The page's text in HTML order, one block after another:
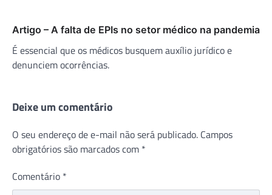
Artigo – A falta de EPIs no setor médico na pandemia
É essencial que os médicos busquem auxílio jurídico e
denunciem ocorrências.
Deixe um comentário
O seu endereço de e-mail não será publicado. Campos
obrigatórios são marcados com *
Comentário *